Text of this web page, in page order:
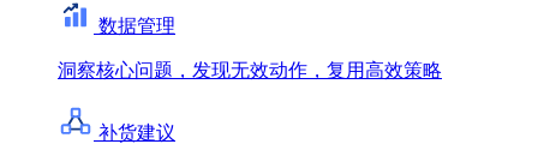
数据管理
洞察核心问题，发现无效动作，复用高效策略
补货建议